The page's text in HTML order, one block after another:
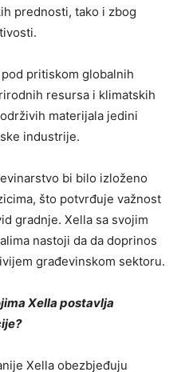
prednosti, tako i zbog
pritiskom globalnih
resursa i klimatskih
materijala jedini
industrije.
bi bilo izloženo
što potvrđuje važnost
gradnje. Xella sa svojim
nastoji da da doprinos
građevinskom sektoru.
Xella postavlja
Xella obezbjeđuju